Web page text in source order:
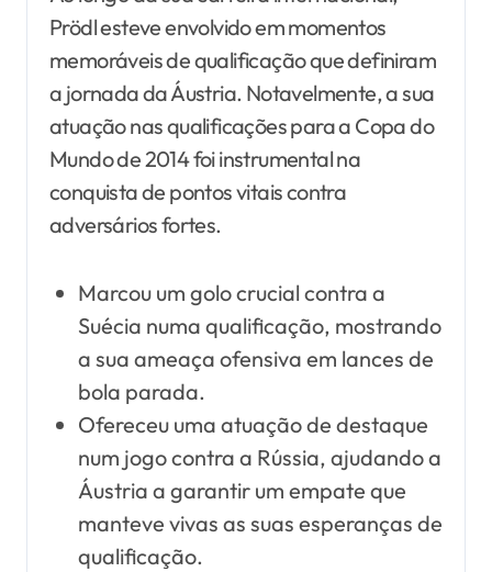
Prödl esteve envolvido em momentos
memoráveis de qualificação que definiram
a jornada da Áustria. Notavelmente, a sua
atuação nas qualificações para a Copa do
Mundo de 2014 foi instrumental na
conquista de pontos vitais contra
adversários fortes.
Marcou um golo crucial contra a
Suécia numa qualificação, mostrando
a sua ameaça ofensiva em lances de
bola parada.
Ofereceu uma atuação de destaque
num jogo contra a Rússia, ajudando a
Áustria a garantir um empate que
manteve vivas as suas esperanças de
qualificação.